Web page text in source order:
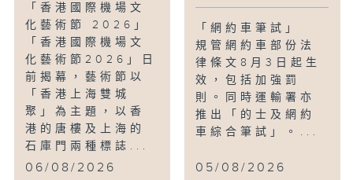
「香港國際機場文
化藝術節 2026」
「香港國際機場文
化藝術節2026」日
前揭幕，藝術節以
「香港上海雙城
聚」為主題，以香
港的唐樓及上海的
石庫門兩種標誌...
06/08/2026
「網約車筆試」
規管網約車部份法
律條文8月3日起生
效，包括加強罰
則。同時運輸署亦
推出「的士及網約
車綜合筆試」。...
05/08/2026